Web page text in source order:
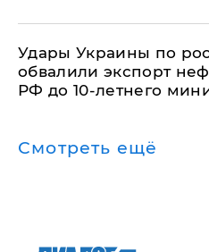
Удары Украины по
обвалили экспорт
РФ до 10-летнего
Смотреть ещё